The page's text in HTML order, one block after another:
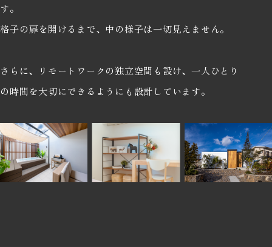
す。
格子の扉を開けるまで、中の様子は一切見えません。
さらに、リモートワークの独立空間も設け、一人ひとり
の時間を大切にできるようにも設計しています。